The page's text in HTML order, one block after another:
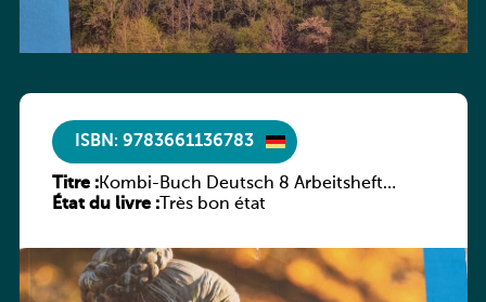
ISBN: 9783661136783
Titre :Kombi-Buch Deutsch 8 Arbeitsheft
(Neue Ausgabe Luxemburg)
État du livre :Très bon état